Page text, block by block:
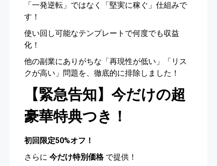
「一発逆転」ではなく「堅実に稼ぐ」仕組みで
す！
使い回し可能なテンプレートで何度でも収益
化！
他の副業にありがちな「再現性が低い」「リス
クが高い」問題を、徹底的に排除しました！
【緊急告知】今だけの超
豪華特典つき！
初回限定50%オフ！
さらに 今だけ特別価格で提供！